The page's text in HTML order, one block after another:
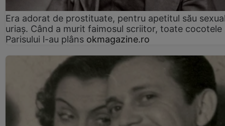
Era adorat de prostituate, pentru apetitul său
uriaș. Când a murit faimosul scriitor, toate cocotele
Parisului l-au plâns okmagazine.ro